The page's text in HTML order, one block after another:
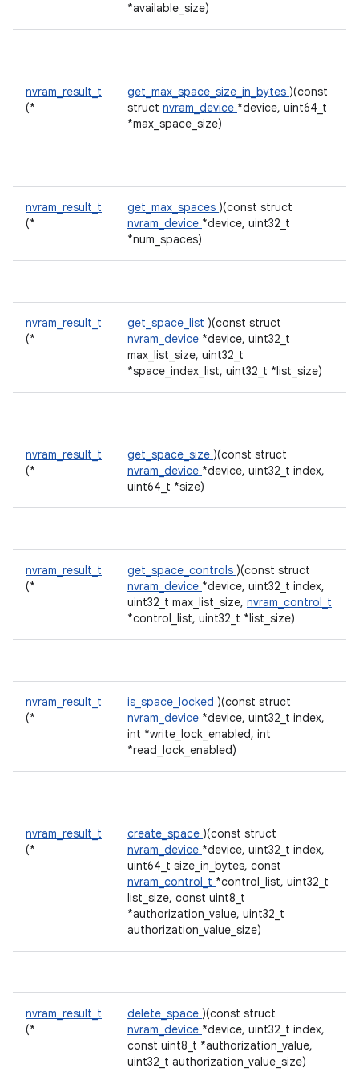
*available_size)
nvram_result_t
(*
get_max_space_size_in_bytes )(const
struct nvram_device *device, uint64_t
*max_space_size)
nvram_result_t
(*
get_max_spaces )(const struct
nvram_device *device, uint32_t
*num_spaces)
nvram_result_t
(*
get_space_list )(const struct
nvram_device *device, uint32_t
max_list_size, uint32_t
*space_index_list, uint32_t *list_size)
nvram_result_t
(*
get_space_size )(const struct
nvram_device *device, uint32_t index,
uint64_t *size)
nvram_result_t
(*
get_space_controls )(const struct
nvram_device *device, uint32_t index,
uint32_t max_list_size, nvram_control_t
*control_list, uint32_t *list_size)
nvram_result_t
(*
is_space_locked )(const struct
nvram_device *device, uint32_t index,
int *write_lock_enabled, int
*read_lock_enabled)
nvram_result_t
(*
create_space )(const struct
nvram_device *device, uint32_t index,
uint64_t size_in_bytes, const
nvram_control_t *control_list, uint32_t
list_size, const uint8_t
*authorization_value, uint32_t
authorization_value_size)
nvram_result_t
(*
delete_space )(const struct
nvram_device *device, uint32_t index,
const uint8_t *authorization_value,
uint32_t authorization_value_size)